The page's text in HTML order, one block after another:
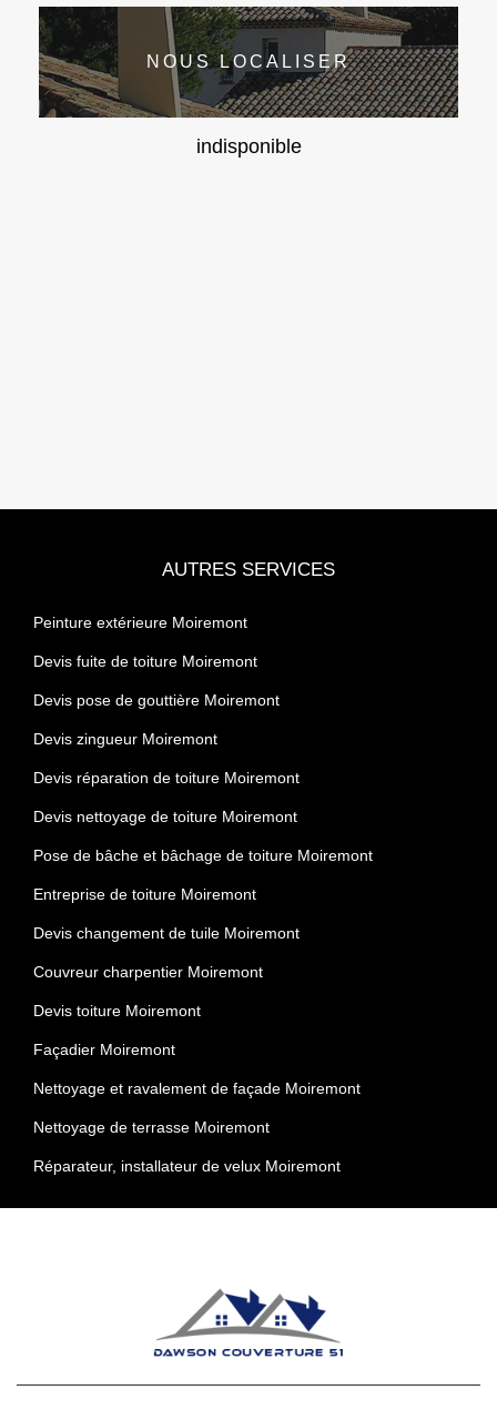
NOUS LOCALISER
indisponible
AUTRES SERVICES
Peinture extérieure Moiremont
Devis fuite de toiture Moiremont
Devis pose de gouttière Moiremont
Devis zingueur Moiremont
Devis réparation de toiture Moiremont
Devis nettoyage de toiture Moiremont
Pose de bâche et bâchage de toiture Moiremont
Entreprise de toiture Moiremont
Devis changement de tuile Moiremont
Couvreur charpentier Moiremont
Devis toiture Moiremont
Façadier Moiremont
Nettoyage et ravalement de façade Moiremont
Nettoyage de terrasse Moiremont
Réparateur, installateur de velux Moiremont